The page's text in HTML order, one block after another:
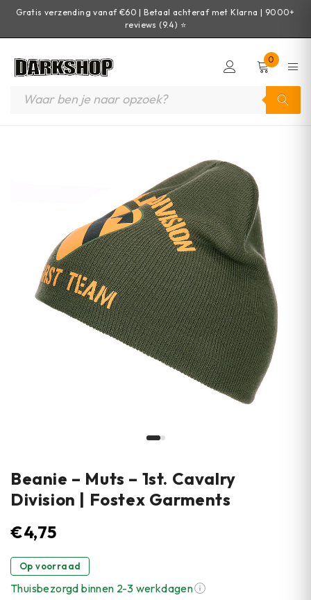
Gratis verzending vanaf €60 | Betaal achteraf met Klarna | 9000+
reviews (9.4) ⭐
0
Beanie – Muts – 1st. Cavalry
Division | Fostex Garments
€4,75
Op voorraad
Thuisbezorgd binnen 2-3 werkdagen